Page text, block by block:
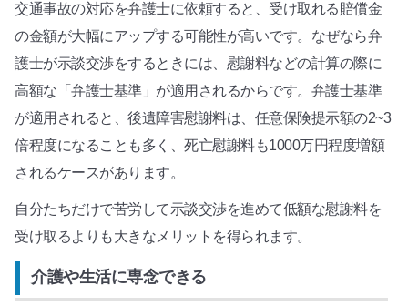
交通事故の対応を弁護士に依頼すると、受け取れる賠償金
の金額が大幅にアップする可能性が高いです。なぜなら弁
護士が示談交渉をするときには、慰謝料などの計算の際に
高額な「弁護士基準」が適用されるからです。弁護士基準
が適用されると、後遺障害慰謝料は、任意保険提示額の2~3
倍程度になることも多く、死亡慰謝料も1000万円程度増額
されるケースがあります。
自分たちだけで苦労して示談交渉を進めて低額な慰謝料を
受け取るよりも大きなメリットを得られます。
介護や生活に専念できる